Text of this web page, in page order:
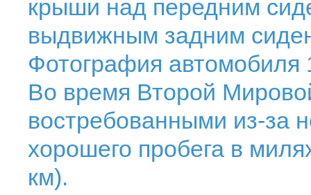
крыши над передним
выдвижным задним
Фотография автомобиля
Во время Второй
востребованными из-за
хорошего пробега в
км).